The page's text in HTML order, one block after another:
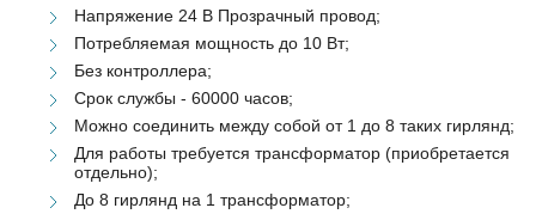
Напряжение 24 В Прозрачный провод;
Потребляемая мощность до 10 Вт;
Без контроллера;
Срок службы - 60000 часов;
Можно соединить между собой от 1 до 8 таких гирлянд;
Для работы требуется трансформатор (приобретается
отдельно);
До 8 гирлянд на 1 трансформатор;